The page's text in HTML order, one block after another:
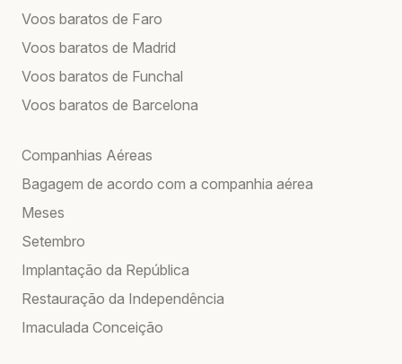
Voos baratos de Faro
Voos baratos de Madrid
Voos baratos de Funchal
Voos baratos de Barcelona
Companhias Aéreas
Bagagem de acordo com a companhia aérea
Meses
Setembro
Implantação da República
Restauração da Independência
Imaculada Conceição